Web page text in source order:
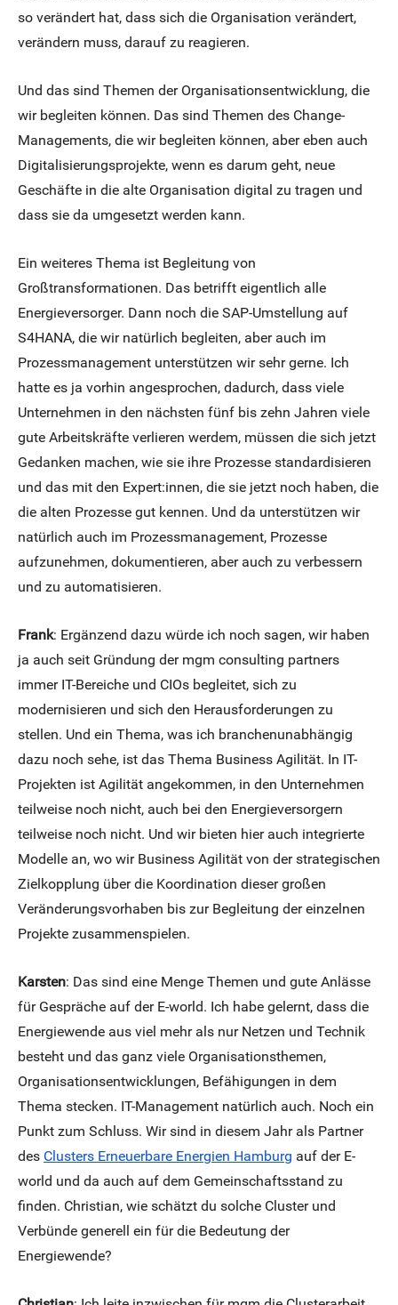
so verändert hat, dass sich die Organisation verändert,
verändern muss, darauf zu reagieren.
Und das sind Themen der Organisationsentwicklung, die
wir begleiten können. Das sind Themen des Change-
Managements, die wir begleiten können, aber eben auch
Digitalisierungsprojekte, wenn es darum geht, neue
Geschäfte in die alte Organisation digital zu tragen und
dass sie da umgesetzt werden kann.
Ein weiteres Thema ist Begleitung von
Großtransformationen. Das betrifft eigentlich alle
Energieversorger. Dann noch die SAP-Umstellung auf
S4HANA, die wir natürlich begleiten, aber auch im
Prozessmanagement unterstützen wir sehr gerne. Ich
hatte es ja vorhin angesprochen, dadurch, dass viele
Unternehmen in den nächsten fünf bis zehn Jahren viele
gute Arbeitskräfte verlieren werdem, müssen die sich jetzt
Gedanken machen, wie sie ihre Prozesse standardisieren
und das mit den Expert:innen, die sie jetzt noch haben, die
die alten Prozesse gut kennen. Und da unterstützen wir
natürlich auch im Prozessmanagement, Prozesse
aufzunehmen, dokumentieren, aber auch zu verbessern
und zu automatisieren.
Frank: Ergänzend dazu würde ich noch sagen, wir haben
ja auch seit Gründung der mgm consulting partners
immer IT-Bereiche und CIOs begleitet, sich zu
modernisieren und sich den Herausforderungen zu
stellen. Und ein Thema, was ich branchenunabhängig
dazu noch sehe, ist das Thema Business Agilität. In IT-
Projekten ist Agilität angekommen, in den Unternehmen
teilweise noch nicht, auch bei den Energieversorgern
teilweise noch nicht. Und wir bieten hier auch integrierte
Modelle an, wo wir Business Agilität von der strategischen
Zielkopplung über die Koordination dieser großen
Veränderungsvorhaben bis zur Begleitung der einzelnen
Projekte zusammenspielen.
Karsten: Das sind eine Menge Themen und gute Anlässe
für Gespräche auf der E-world. Ich habe gelernt, dass die
Energiewende aus viel mehr als nur Netzen und Technik
besteht und das ganz viele Organisationsthemen,
Organisationsentwicklungen, Befähigungen in dem
Thema stecken. IT-Management natürlich auch. Noch ein
Punkt zum Schluss. Wir sind in diesem Jahr als Partner
des Clusters Erneuerbare Energien Hamburg auf der E-
world und da auch auf dem Gemeinschaftsstand zu
finden. Christian, wie schätzt du solche Cluster und
Verbünde generell ein für die Bedeutung der
Energiewende?